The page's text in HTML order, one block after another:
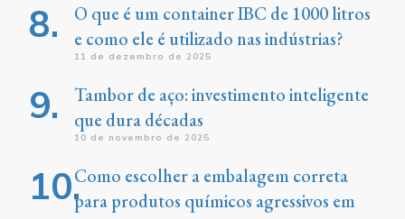
O que é um container IBC de 1000 litros
e como ele é utilizado nas indústrias?
11 de dezembro de 2025
Tambor de aço: investimento inteligente
que dura décadas
10 de novembro de 2025
Como escolher a embalagem correta
para produtos químicos agressivos em